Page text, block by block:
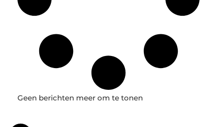
Geen berichten meer om te tonen